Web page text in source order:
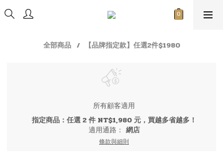
全部商品 【品牌指定款】任選2件$1980
所有顧客適用
指定商品：任選 2 件 NT$1,980 元，買越多省越多！
適用通路： 網店
條款與細則